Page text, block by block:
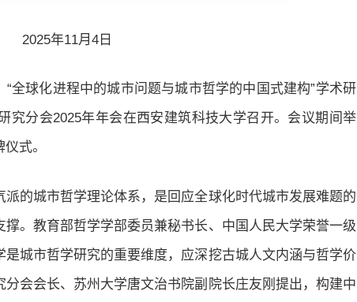
2025年11月4日
全球化进程中的城市问题与城市哲学的中国式建构”学术研
究分会2025年年会在西安建筑科技大学召开。会议期间举
式。
的城市哲学理论体系，是回应全球化时代城市发展难题的
。教育部哲学学部委员兼秘书长、中国人民大学荣誉一级
城市哲学研究的重要维度，应深挖古城人文内涵与哲学价
会会长、苏州大学唐文治书院副院长庄友刚提出，构建中